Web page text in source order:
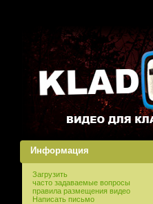
Информация
Загрузить
часто задаваемые вопросы
правила размещения видео
Написать письмо